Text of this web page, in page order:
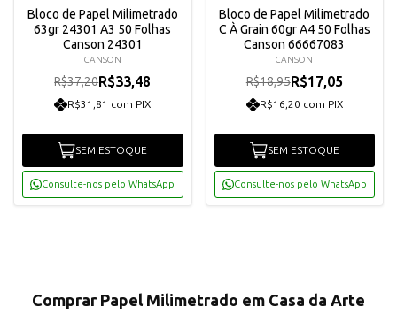
Bloco de Papel Milimetrado
63gr 24301 A3 50 Folhas
Canson 24301
CANSON
R$37,20R$33,48
R$31,81 com PIX
SEM ESTOQUE
Consulte-nos pelo WhatsApp
Bloco de Papel Milimetrado
C À Grain 60gr A4 50 Folhas
Canson 66667083
CANSON
R$18,95R$17,05
R$16,20 com PIX
SEM ESTOQUE
Consulte-nos pelo WhatsApp
Comprar Papel Milimetrado em Casa da Arte